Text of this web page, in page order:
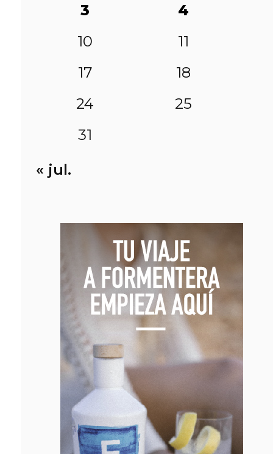
3
4
10
11
17
18
24
25
31
« jul.